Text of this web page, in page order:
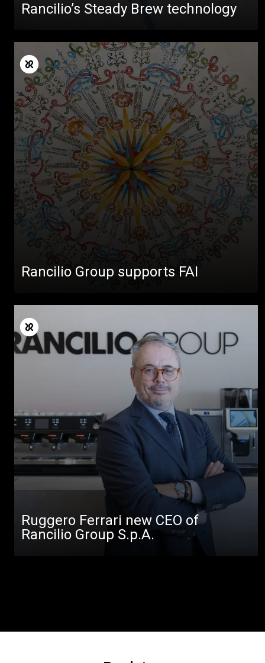
Rancilio’s Steady Brew technology
Rancilio Group supports FAI
Ruggero Ferrari new CEO of
Rancilio Group S.p.A.